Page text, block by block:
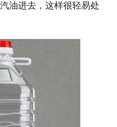
油进去，这样很轻易处